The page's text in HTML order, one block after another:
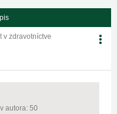
v zdravotníctve
autora: 50